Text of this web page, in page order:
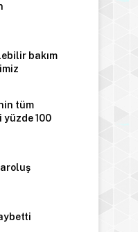
bakım
tüm
yüzde 100